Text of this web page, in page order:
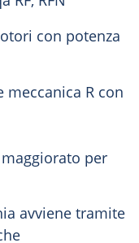
con potenza
meccanica R con
per
avviene tramite